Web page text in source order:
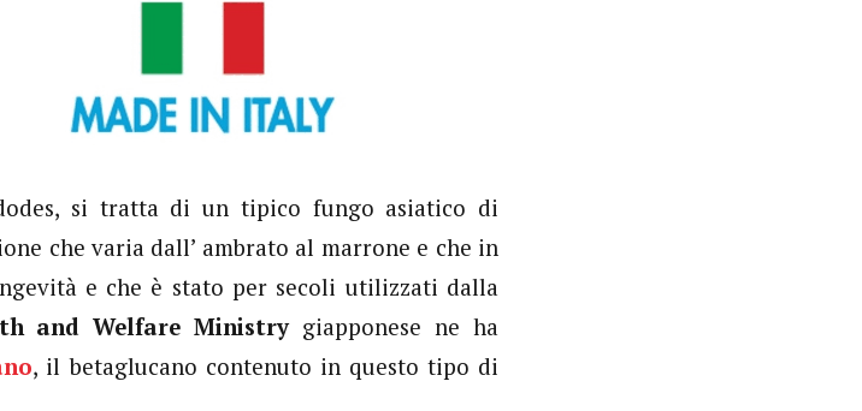
si tratta di un tipico fungo asiatico di
che varia dall’ ambrato al marrone e che in
e che è stato per secoli utilizzati dalla
and Welfare Ministrygiapponese ne ha
, il betaglucano contenuto in questo tipo di